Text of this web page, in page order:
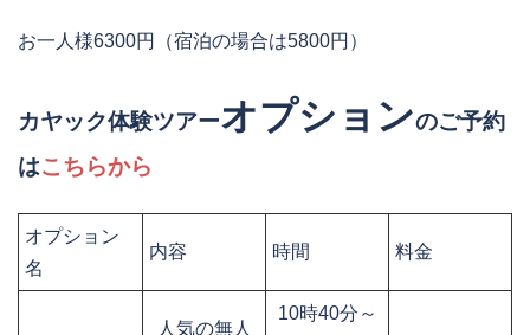
お一人様6300円（宿泊の場合は5800円）
カヤック体験ツアーオプションのご予約
はこちらから
オプション
名
内容 時間 料金
人気の無人
10時40分～